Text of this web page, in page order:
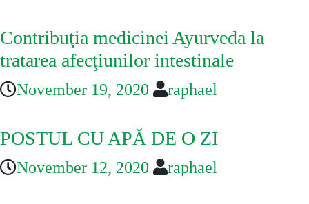
Contribuţia medicinei Ayurveda la
tratarea afecţiunilor intestinale
November 19, 2020 raphael
POSTUL CU APĂ DE O ZI
November 12, 2020 raphael